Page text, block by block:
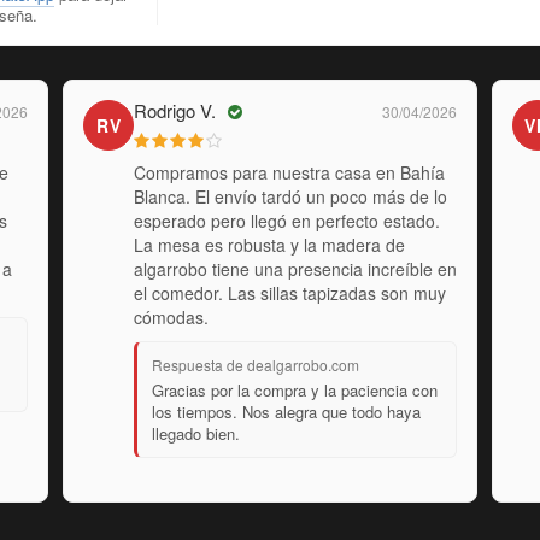
GP
Gustavo P. 25/03/2026
Pasé por el local camino a Luján viniendo
desde Mercedes y me detuve a ver. Me
recibieron los dueños y me dieron una
atención personalísima. Me asesoraron
en el tapizado según el uso que le iba a
dar y quedé muy conforme con la
elección. El producto es de primera.
Respuesta de dealgarrobo.com
Gracias por detenerte y visitarnos. Fue
un placer asesorarte, esperamos que lo
disfrutes mucho.